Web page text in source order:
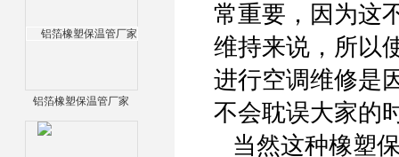
铝箔橡塑保温管厂家
常重要，因为这
维持来说，所以
进行空调维修是
不会耽误大家的
当然这种橡塑